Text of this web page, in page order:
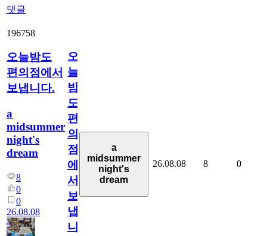
댓글
196758
오늘밤도
편의점에서
보냅니다.
a
midsummer
night's
dream
8
0
0
26.08.08
오
늘
밤
도
편
의
점
에
서
보
냅
니
a
midsummer
night's
dream
26.08.08 8 0